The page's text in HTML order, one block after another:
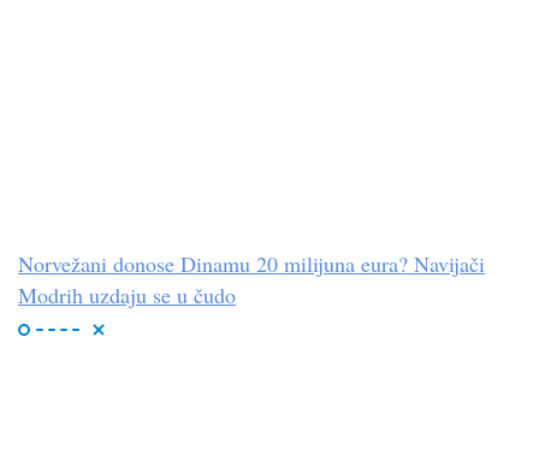
Norvežani donose Dinamu 20 milijuna eura? Navijači
Modrih uzdaju se u čudo